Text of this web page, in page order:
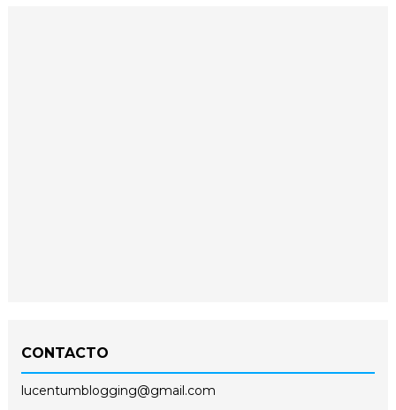
CONTACTO
lucentumblogging@gmail.com